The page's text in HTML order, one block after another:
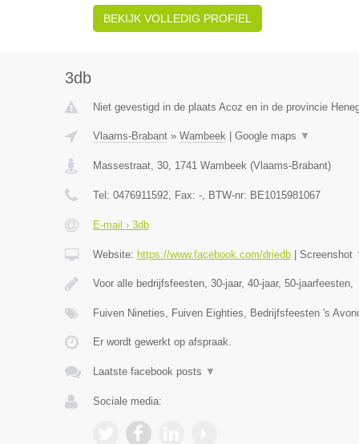
BEKIJK VOLLEDIG PROFIEL
3db
Niet gevestigd in de plaats Acoz en in de provincie
Vlaams-Brabant» Wambeek| Google maps ▼
Massestraat, 30, 1741 Wambeek(Vlaams-Brabant)
Tel: 0476911592, Fax: -, BTW-nr: BE1015981067
E-mail › 3db
Website: https://www.facebook.com/driedb| Screenshot
Voor alle bedrijfsfeesten, 30-jaar, 40-jaar, 50-jaarfeesten,
Fuiven Nineties, Fuiven Eighties, Bedrijfsfeesten 's
Er wordt gewerkt op afspraak.
Laatste facebook posts ▼
Sociale media: